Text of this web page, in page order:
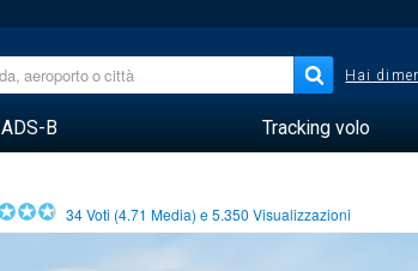
Hai
ADS-B Tracking volo
34Voti (4.71 Media) e5.350 Visualizzazioni